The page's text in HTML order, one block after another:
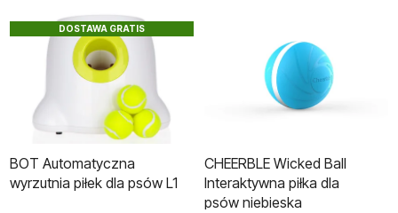
w
DOSTAWA GRATIS
BOT Automatyczna
wyrzutnia piłek dla psów L1
CHEERBLE Wicked Ball
Interaktywna piłka dla
psów niebieska